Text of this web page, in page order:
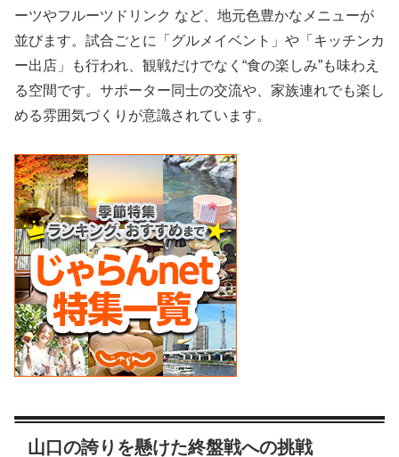
ーツやフルーツドリンク など、地元色豊かなメニューが
並びます。試合ごとに「グルメイベント」や「キッチンカ
ー出店」も行われ、観戦だけでなく“食の楽しみ”も味わえ
る空間です。サポーター同士の交流や、家族連れでも楽し
める雰囲気づくりが意識されています。
山口の誇りを懸けた終盤戦への挑戦